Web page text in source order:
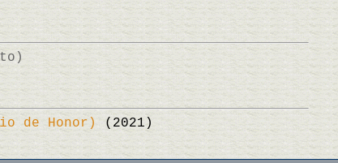
de Honor) (2021)